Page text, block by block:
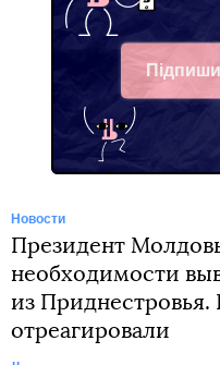
Facebook
Новости
Президент
необходимости
из
отреагировали